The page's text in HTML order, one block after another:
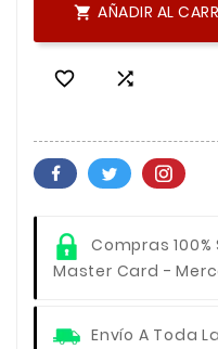
 AÑADIR AL
 
Compras 100%
Master Card -
Envío A Toda